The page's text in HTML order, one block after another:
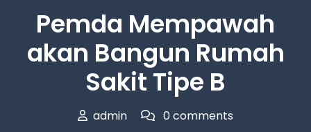
Pemda Mempawah
akan Bangun Rumah
Sakit Tipe B
admin
0 comments